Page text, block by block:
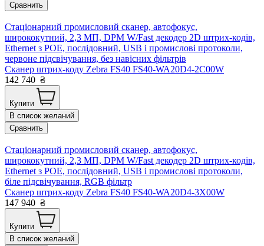
Сравнить
Стаціонарний промисловий сканер, автофокус,
ширококутний, 2,3 МП, DPM W/Fast декодер 2D штрих-кодів,
Ethernet з POE, послідовний, USB і промислові протоколи,
червоне підсвічування, без навісних фільтрів
Сканер штрих-коду Zebra FS40 FS40-WA20D4-2C00W
142 740 ₴
Купити
В список желаний
Сравнить
Стаціонарний промисловий сканер, автофокус,
ширококутний, 2,3 МП, DPM W/Fast декодер 2D штрих-кодів,
Ethernet з POE, послідовний, USB і промислові протоколи,
біле підсвічування, RGB фільтр
Сканер штрих-коду Zebra FS40 FS40-WA20D4-3X00W
147 940 ₴
Купити
В список желаний